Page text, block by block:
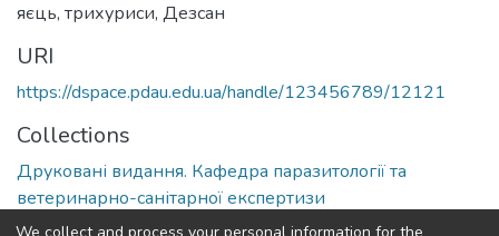
яєць, трихуриси, Дезсан
URI
https://dspace.pdau.edu.ua/handle/123456789/12121
Collections
Друковані видання. Кафедра паразитології та
ветеринарно-санітарної експертизи